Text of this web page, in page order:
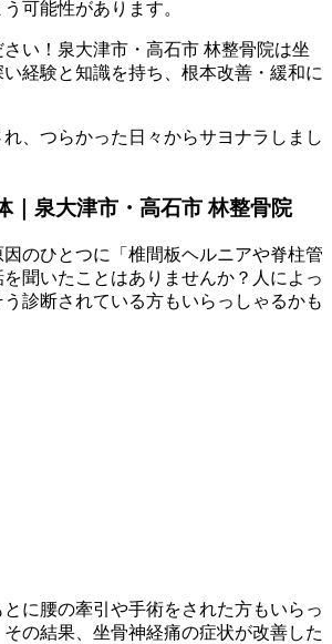
可能性があります。
い！泉大津市・高石市 林整骨院は坐
経験と知識を持ち、根本改善・緩和に
、つらかった日々からサヨナラしまし
｜泉大津市・高石市 林整骨院
のひとつに「椎間板ヘルニアや脊柱管
聞いたことはありませんか？人によっ
診断されている方もいらっしゃるかも
に腰の牽引や手術をされた方もいらっ
の結果、坐骨神経痛の症状が改善した